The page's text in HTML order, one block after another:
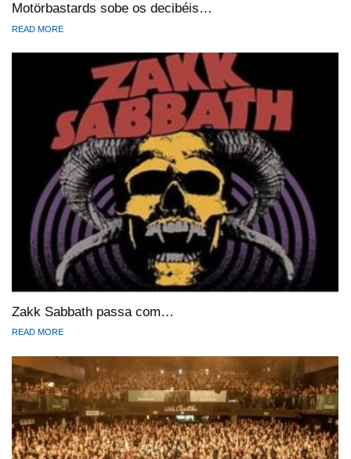
Motörbastards sobe os decibéis…
READ MORE
Zakk Sabbath passa com…
READ MORE